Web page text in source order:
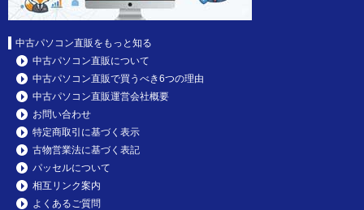
中古パソコン直販をもっと知る
中古パソコン直販について
中古パソコン直販で買うべき6つの理由
中古パソコン直販運営会社概要
お問い合わせ
特定商取引に基づく表示
古物営業法に基づく表記
パッセルについて
相互リンク案内
よくあるご質問